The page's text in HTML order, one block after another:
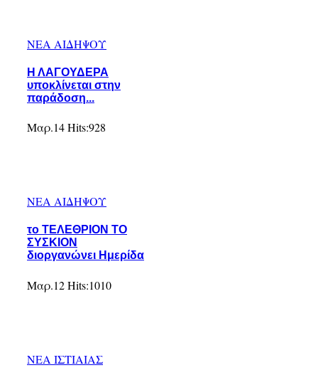
ΝΕΑ ΑΙΔΗΨΟΥ
Η ΛΑΓΟΥΔΕΡΑ
υποκλίνεται στην
παράδοση...
Μαρ.14Hits:928
ΝΕΑ ΑΙΔΗΨΟΥ
το ΤΕΛΕΘΡΙΟΝ ΤΟ
ΣΥΣΚΙΟΝ
διοργανώνει Ημερίδα
Μαρ.12Hits:1010
ΝΕΑ ΙΣΤΙΑΙΑΣ